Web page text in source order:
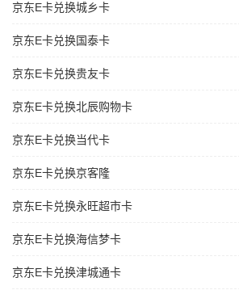
京东E卡兑换城乡卡
京东E卡兑换国泰卡
京东E卡兑换贵友卡
京东E卡兑换北辰购物卡
京东E卡兑换当代卡
京东E卡兑换京客隆
京东E卡兑换永旺超市卡
京东E卡兑换海信梦卡
京东E卡兑换津城通卡